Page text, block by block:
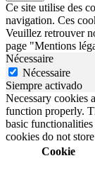
Ce site utilise des
navigation. Ces
Veuillez retrouver
page "Mentions
Nécessaire
Nécessaire
Siempre activado
Necessary cookies
function properly.
basic
cookies do not
Cookie